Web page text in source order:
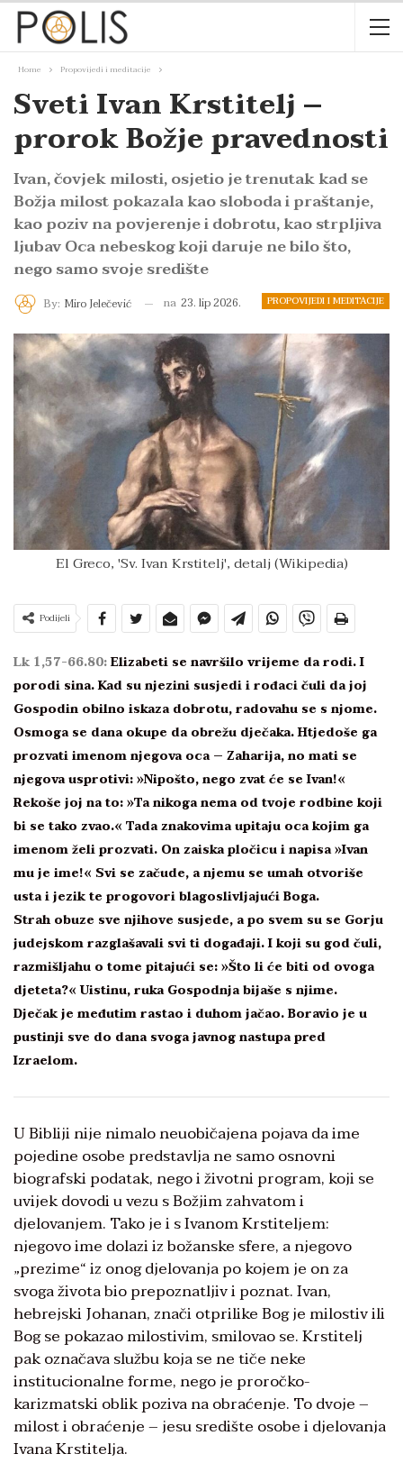
Home Propovijedi i meditacije
Sveti Ivan Krstitelj –
prorok Božje pravednosti
Ivan, čovjek milosti, osjetio je trenutak kad se
Božja milost pokazala kao sloboda i praštanje,
kao poziv na povjerenje i dobrotu, kao strpljiva
ljubav Oca nebeskog koji daruje ne bilo što,
nego samo svoje središte
PROPOVIJEDI I MEDITACIJE
By: Miro Jelečević na 23. lip 2026.
El Greco, 'Sv. Ivan Krstitelj', detalj (Wikipedia)
Podijeli
Lk 1,57-66.80:Elizabeti se navršilo vrijeme da rodi. I
porodi sina. Kad su njezini susjedi i rođaci čuli da joj
Gospodin obilno iskaza dobrotu, radovahu se s njome.
Osmoga se dana okupe da obrežu dječaka. Htjedoše ga
prozvati imenom njegova oca – Zaharija, no mati se
njegova usprotivi: »Nipošto, nego zvat će se Ivan!«
Rekoše joj na to: »Ta nikoga nema od tvoje rodbine koji
bi se tako zvao.« Tada znakovima upitaju oca kojim ga
imenom želi prozvati. On zaiska pločicu i napisa »Ivan
mu je ime!« Svi se začude, a njemu se umah otvoriše
usta i jezik te progovori blagoslivljajući Boga.
Strah obuze sve njihove susjede, a po svem su se Gorju
judejskom razglašavali svi ti događaji. I koji su god čuli,
razmišljahu o tome pitajući se: »Što li će biti od ovoga
djeteta?« Uistinu, ruka Gospodnja bijaše s njime.
Dječak je međutim rastao i duhom jačao. Boravio je u
pustinji sve do dana svoga javnog nastupa pred
Izraelom.
U Bibliji nije nimalo neuobičajena pojava da ime
pojedine osobe predstavlja ne samo osnovni
biografski podatak, nego i životni program, koji se
uvijek dovodi u vezu s Božjim zahvatom i
djelovanjem. Tako je i s Ivanom Krstiteljem:
njegovo ime dolazi iz božanske sfere, a njegovo
„prezime“ iz onog djelovanja po kojem je on za
svoga života bio prepoznatljiv i poznat. Ivan,
hebrejski Johanan, znači otprilike Bog je milostiv ili
Bog se pokazao milostivim, smilovao se. Krstitelj
pak označava službu koja se ne tiče neke
institucionalne forme, nego je proročko-
karizmatski oblik poziva na obraćenje. To dvoje –
milost i obraćenje – jesu središte osobe i djelovanja
Ivana Krstitelja.